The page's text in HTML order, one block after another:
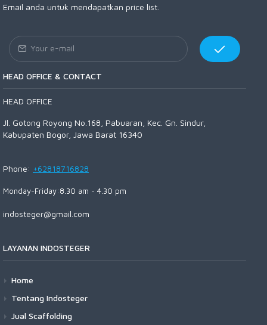
Email anda untuk mendapatkan price list.
HEAD OFFICE & CONTACT
HEAD OFFICE
Jl. Gotong Royong No.168, Pabuaran, Kec. Gn. Sindur,
Kabupaten Bogor, Jawa Barat 16340
Phone: +62818716828
Monday-Friday:8.30 am - 4.30 pm
indosteger@gmail.com
LAYANAN INDOSTEGER
Home
Tentang Indosteger
Jual Scaffolding